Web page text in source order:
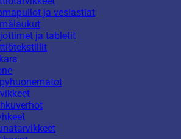
ja vesiastiat
ja tabletit